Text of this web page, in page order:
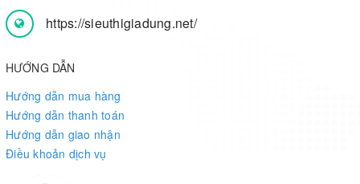
https://sieuthigiadung.net/
HƯỚNG DẪN
Hướng dẫn mua hàng
Hướng dẫn thanh toán
Hướng dẫn giao nhận
Điều khoản dịch vụ